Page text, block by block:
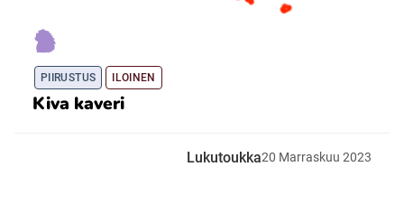
PIIRUSTUS ILOINEN
Kiva kaveri
Lukutoukka20 Marraskuu 2023